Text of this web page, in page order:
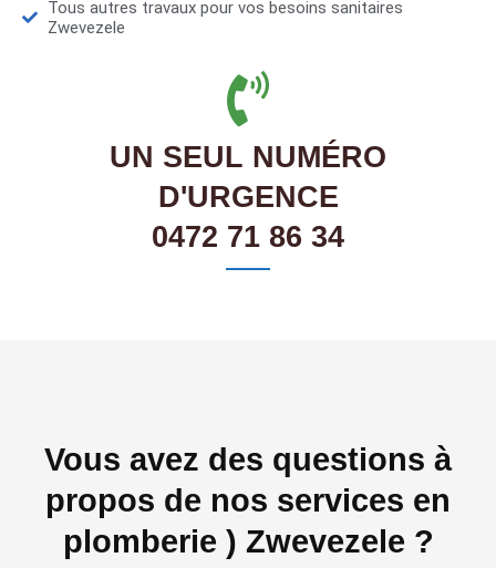
Tous autres travaux pour vos besoins sanitaires
Zwevezele
UN SEUL NUMÉRO
D'URGENCE
0472 71 86 34
Vous avez des questions à
propos de nos services en
plomberie ) Zwevezele ?